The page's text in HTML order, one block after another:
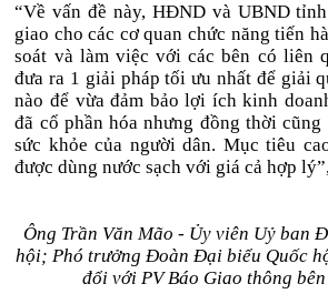
“Về vấn đề này, HĐND và UBND
giao cho các cơ quan chức năng tiến
soát và làm việc với các bên có liên
đưa ra 1 giải pháp tối ưu nhất để giải
nào để vừa đảm bảo lợi ích kinh
đã cổ phần hóa nhưng đồng thời
sức khỏe của người dân. Mục tiêu
được dùng nước sạch với giá cả hợp
Ông Trần Văn Mão - Ủy viên Uỷ ban
hội; Phó trưởng Đoàn Đại biểu Quốc
đổi với PV Báo Giao thông